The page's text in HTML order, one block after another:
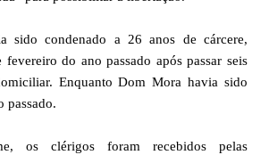
sido condenado a 26 anos de cárcere,
fevereiro do ano passado após passar seis
Enquanto Dom Mora havia sido
passado.
os clérigos foram recebidos pelas